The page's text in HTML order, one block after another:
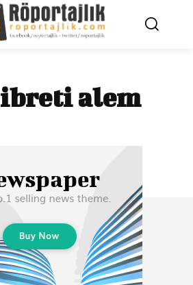
ibreti alem